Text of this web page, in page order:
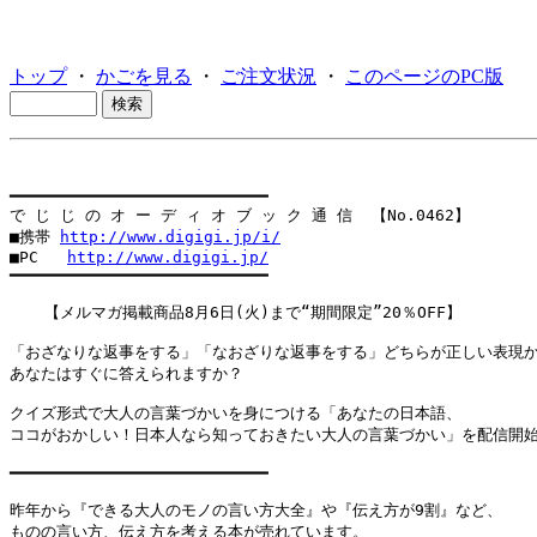
トップ・ かごを見る ・ ご注文状況 ・ このページのPC版
━━━━━━━━━━━━━━━━━━━━━━━━━━━
で じ じ の オ ー デ ィ オ ブ ッ ク 通 信  【No.0462】
■携帯
http://www.digigi.jp/i/
■PC
http://www.digigi.jp/
━━━━━━━━━━━━━━━━━━━━━━━━━━━
  　【メルマガ掲載商品8月6日(火)まで“期間限定”20％OFF】
「おざなりな返事をする」「なおざりな返事をする」どちらが正しい表現
あなたはすぐに答えられますか？
クイズ形式で大人の言葉づかいを身につける「あなたの日本語、
ココがおかしい！日本人なら知っておきたい大人の言葉づかい」を配信開
━━━━━━━━━━━━━━━━━━━━━━━━━━━
昨年から『できる大人のモノの言い方大全』や『伝え方が9割』など、
ものの言い方、伝え方を考える本が売れています。